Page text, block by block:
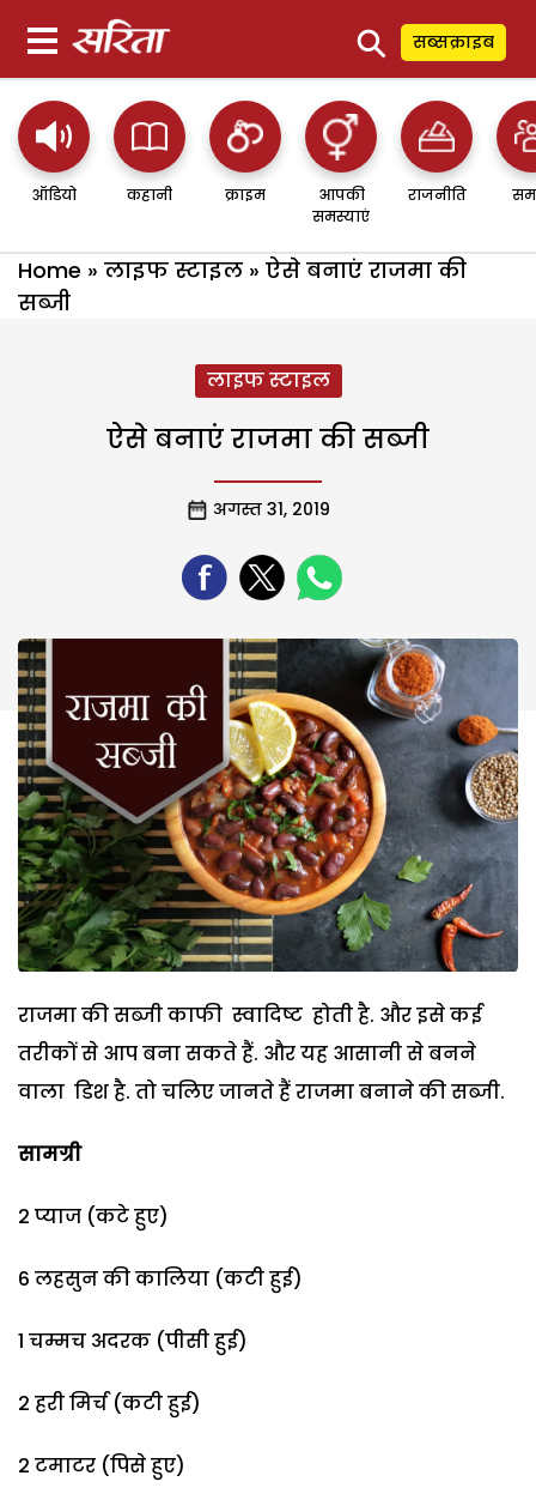
⚲ सब्सक्राइब
ऑडियो कहानी क्राइम
आपकी
समस्याएं
राजनीति
Home » लाइफ स्टाइल » ऐसे बनाएं राजमा की
सब्जी
लाइफ स्टाइल
ऐसे बनाएं राजमा की सब्जी
अगस्त 31, 2019
राजमा की सब्जी काफी स्वादिष्ट होती है. और इसे कई
तरीकों से आप बना सकते हैं. और यह आसानी से बनने
वाला डिश है. तो चलिए जानते हैं राजमा बनाने की सब्जी.
सामग्री
2 प्याज (कटे हुए)
6 लहसुन की कालिया (कटी हुई)
1 चम्मच अदरक (पीसी हुई)
2 हरी मिर्च (कटी हुई)
2 टमाटर (पिसे हुए)